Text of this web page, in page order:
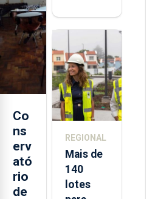
Co
ns
erv
ató
rio
de
está de
aos
Açores
REGIONAL
Mais de
140
lotes